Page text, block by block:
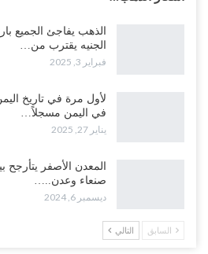
الذهب يفاجئ الجميع
الجنيه يقترب من…
فبراير 3, 2025
لأول مرة في تاريخ
في اليمن مسجلاً…
يناير 27, 2025
المعدن الأصفر يتأرجح
صنعاء وعدن..…
ديسمبر 6, 2024
السابق التالي